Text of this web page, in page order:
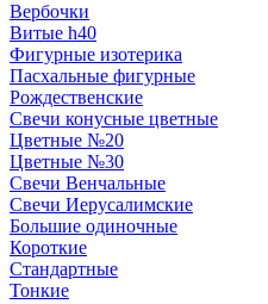
Вербочки
Витые h40
Фигурные изотерика
Пасхальные фигурные
Рождественские
Свечи конусные цветные
Цветные №20
Цветные №30
Свечи Венчальные
Свечи Иерусалимские
Большие одиночные
Короткие
Стандартные
Тонкие